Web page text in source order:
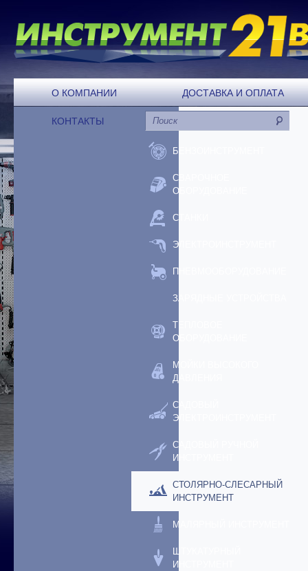
О КОМПАНИИ ДОСТАВКА И ОПЛАТА
КОНТАКТЫ
БЕНЗОИНСТРУМЕНТ
СВАРОЧНОЕ
ОБОРУДОВАНИЕ
СТАНКИ
ЭЛЕКТРОИНСТРУМЕНТ
ПНЕВМООБОРУДОВАНИЕ
ЗАРЯДНЫЕ УСТРОЙСТВА
ТЕПЛОВОЕ
ОБОРУДОВАНИЕ
МОЙКИ ВЫСОКОГО
ДАВЛЕНИЯ
САДОВЫЙ
ЭЛЕКТРОИНСТРУМЕНТ
САДОВЫЙ РУЧНОЙ
ИНСТРУМЕНТ
СТОЛЯРНО-СЛЕСАРНЫЙ
ИНСТРУМЕНТ
МАЛЯРНЫЙ ИНСТРУМЕНТ
ШТУКАТУРНЫЙ
ИНСТРУМЕНТ